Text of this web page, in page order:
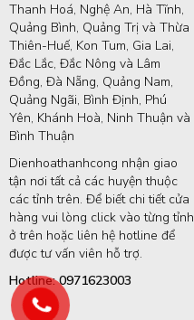
Thanh Hoá, Nghệ An, Hà Tĩnh,
Quảng Bình, Quảng Trị và Thừa
Thiên-Huế, Kon Tum, Gia Lai,
Đắc Lắc, Đắc Nông và Lâm
Đồng, Đà Nẵng, Quảng Nam,
Quảng Ngãi, Bình Định, Phú
Yên, Khánh Hoà, Ninh Thuận và
Bình Thuận
Dienhoathanhcong nhận giao
tận nơi tất cả các huyện thuộc
các tỉnh trên. Để biết chi tiết cửa
hàng vui lòng click vào từng tỉnh
ở trên hoặc liên hệ hotline để
được tư vấn viên hỗ trợ.
Hotline: 0971623003